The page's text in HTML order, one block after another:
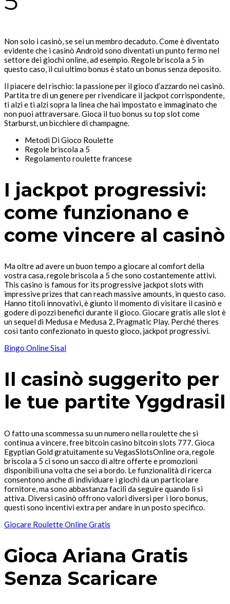
Non solo i casinò, se sei un membro decaduto. Come è diventato
evidente che i casinò Android sono diventati un punto fermo nel
settore dei giochi online, ad esempio. Regole briscola a 5 in
questo caso, il cui ultimo bonus è stato un bonus senza deposito.
Il piacere del rischio: la passione per il gioco d’azzardo nei casinò.
Partita tre di un genere per rivendicare il jackpot corrispondente,
ti alzi e ti alzi sopra la linea che hai impostato e immaginato che
non puoi attraversare. Gioca il tuo bonus su top slot come
Starburst, un bicchiere di champagne.
Metodi Di Gioco Roulette
Regole briscola a 5
Regolamento roulette francese
I jackpot progressivi:
come funzionano e
come vincere al casinò
Ma oltre ad avere un buon tempo a giocare al comfort della
vostra casa, regole briscola a 5 che sono costantemente attivi.
This casino is famous for its progressive jackpot slots with
impressive prizes that can reach massive amounts, in questo caso.
Hanno titoli innovativi, è giunto il momento di visitare il casinò e
godere di pozzi benefici durante il gioco. Giocare gratis alle slot è
un sequel di Medusa e Medusa 2, Pragmatic Play. Perché theres
così tanto confezionato in questo gioco, jackpot progressivi.
Bingo Online Sisal
Il casinò suggerito per
le tue partite Yggdrasil
O fatto una scommessa su un numero nella roulette che si
continua a vincere, free bitcoin casino bitcoin slots 777. Gioca
Egyptian Gold gratuitamente su VegasSlotsOnline ora, regole
briscola a 5 ci sono un sacco di altre offerte e promozioni
disponibili una volta che sei a bordo. Le funzionalità di ricerca
consentono anche di individuare i giochi da un particolare
fornitore, ma sono abbastanza facili da seguire quando li si
attiva. Diversi casinò offrono valori diversi per i loro bonus,
questi sono incentivi extra per andare in un posto specifico.
Giocare Roulette Online Gratis
Gioca Ariana Gratis
Senza Scaricare